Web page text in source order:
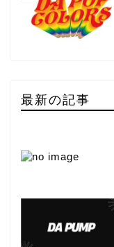
最新の記事